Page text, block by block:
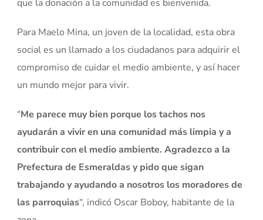
que la donación a la comunidad es bienvenida.
Para Maelo Mina, un joven de la localidad, esta obra
social es un llamado a los ciudadanos para adquirir el
compromiso de cuidar el medio ambiente, y así hacer
un mundo mejor para vivir.
“Me parece muy bien porque los tachos nos
ayudarán a vivir en una comunidad más limpia y a
contribuir con el medio ambiente. Agradezco a la
Prefectura de Esmeraldas y pido que sigan
trabajando y ayudando a nosotros los moradores de
las parroquias“, indicó Oscar Boboy, habitante de la